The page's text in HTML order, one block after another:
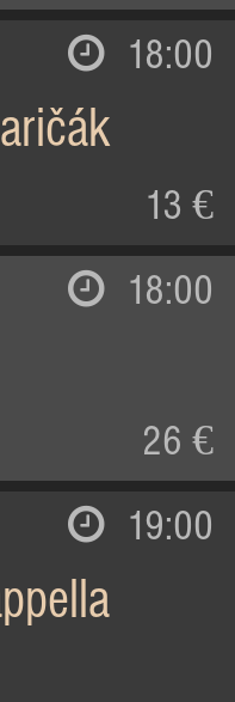
18:00
13 €
18:00
26 €
19:00